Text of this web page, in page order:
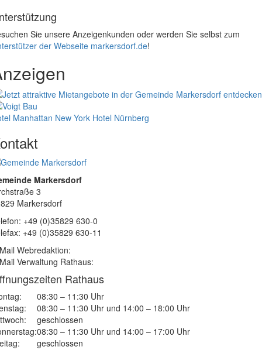
Sie unsere Anzeigenkunden oder werden Sie selbst zum
der Webseite markersdorf.de!
Manhattan New York Hotel Nürnberg
Markersdorf
3
Markersdorf
+49 (0)35829 630-0
+49 (0)35829 630-11
Webredaktion:
Verwaltung Rathaus:
Rathaus
08:30 – 11:30 Uhr
08:30 – 11:30 Uhr und 14:00 – 18:00 Uhr
geschlossen
08:30 – 11:30 Uhr und 14:00 – 17:00 Uhr
geschlossen